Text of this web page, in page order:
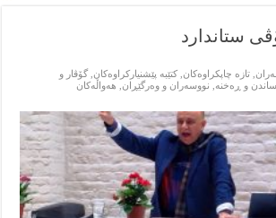
ستاندارد
,تازه‌ چاپکراوه‌کان ,کتێبه‌ پێشنیارکراوه‌کان ,گۆڤار و
و ڕه‌خنه‌ نووسه‌ران و وه‌رگێڕان
هه‌واڵه‌کان